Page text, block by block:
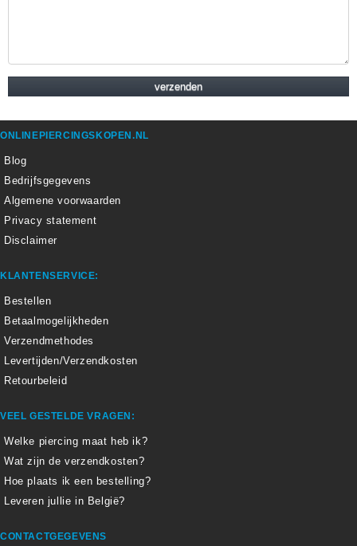
ONLINEPIERCINGSKOPEN.NL
Blog
Bedrijfsgegevens
Algemene voorwaarden
Privacy statement
Disclaimer
KLANTENSERVICE:
Bestellen
Betaalmogelijkheden
Verzendmethodes
Levertijden/Verzendkosten
Retourbeleid
VEEL GESTELDE VRAGEN:
Welke piercing maat heb ik?
Wat zijn de verzendkosten?
Hoe plaats ik een bestelling?
Leveren jullie in België?
CONTACTGEGEVENS